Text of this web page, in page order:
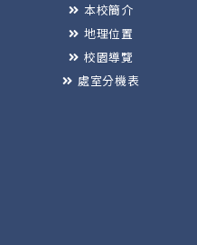
本校簡介
地理位置
校園導覽
處室分機表